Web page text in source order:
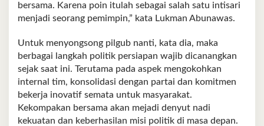
bersama. Karena poin itulah sebagai salah satu intisari
menjadi seorang pemimpin,” kata Lukman Abunawas.
Untuk menyongsong pilgub nanti, kata dia, maka
berbagai langkah politik persiapan wajib dicanangkan
sejak saat ini. Terutama pada aspek mengokohkan
internal tim, konsolidasi dengan partai dan komitmen
bekerja inovatif semata untuk masyarakat.
Kekompakan bersama akan mejadi denyut nadi
kekuatan dan keberhasilan misi politik di masa depan.